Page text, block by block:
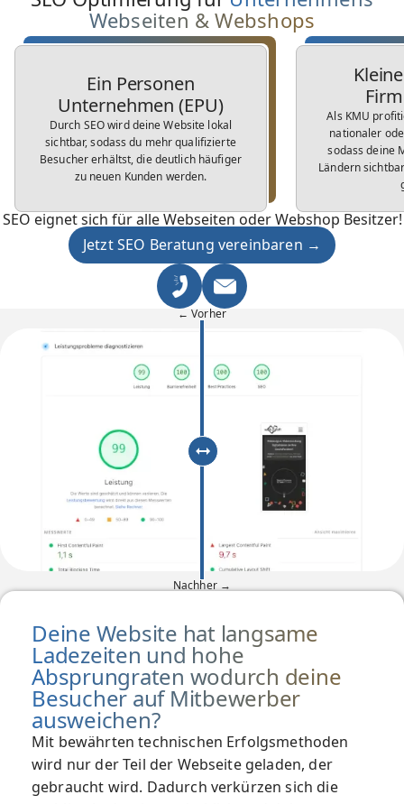
Webseiten & Webshops
Ein Personen
Unternehmen (EPU)
Durch SEO wird deine Website lokal
sichtbar, sodass du mehr qualifizierte
Besucher erhältst, die deutlich häufiger
zu neuen Kunden werden.
Als KMU
nationaler
sodass deine
Ländern
SEO eignet sich für alle Webseiten oder Webshop Besitzer!
Jetzt SEO Beratung vereinbaren →
← Vorher
Nachher →
Deine Website hat langsame
Ladezeiten und hohe
Absprungraten wodurch deine
Besucher auf Mitbewerber
ausweichen?
Mit bewährten technischen Erfolgsmethoden
wird nur der Teil der Webseite geladen, der
gebraucht wird. Dadurch verkürzen sich die